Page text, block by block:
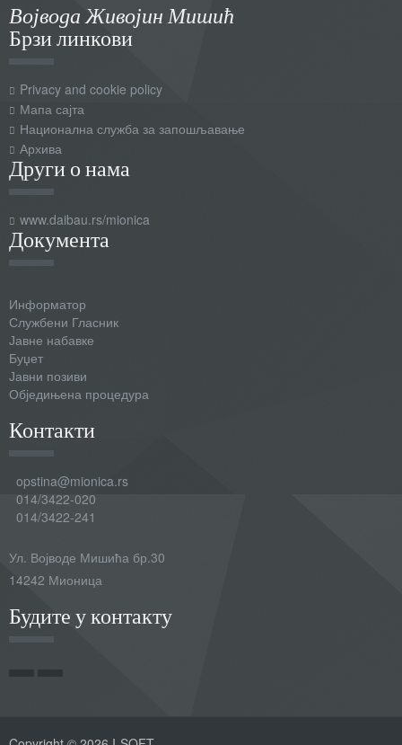
Војвода Живојин Мишић
Брзи линкови
Privacy and cookie policy
Мапа сајта
Национална служба за запошљавање
Архива
Други о нама
www.daibau.rs/mionica
Документа
Информатор
Службени Гласник
Јавне набавке
Буџет
Јавни позиви
Обједињена процедура
Контакти
opstina@mionica.rs
014/3422-020
014/3422-241
Ул. Војводе Мишића бр.30
14242 Мионица
Будите у контакту